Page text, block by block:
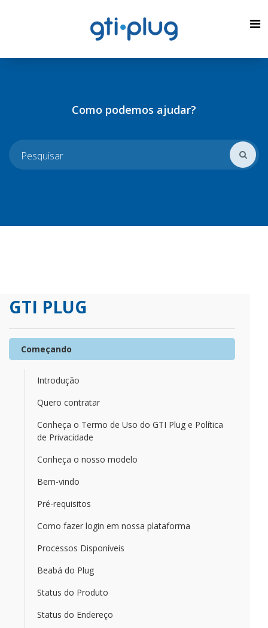
Como podemos ajudar?
GTI PLUG
Começando
Introdução
Quero contratar
Conheça o Termo de Uso do GTI Plug e Política
de Privacidade
Conheça o nosso modelo
Bem-vindo
Pré-requisitos
Como fazer login em nossa plataforma
Processos Disponíveis
Beabá do Plug
Status do Produto
Status do Endereço